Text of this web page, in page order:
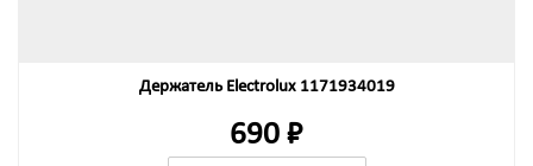
Держатель Electrolux 1171934019
690 ₽